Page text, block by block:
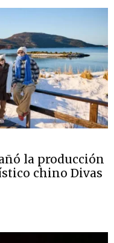
la producción
chino Divas